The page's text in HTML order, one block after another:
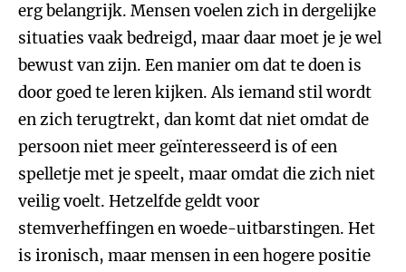
erg belangrijk. Mensen voelen zich in dergelijke
situaties vaak bedreigd, maar daar moet je je wel
bewust van zijn. Een manier om dat te doen is
door goed te leren kijken. Als iemand stil wordt
en zich terugtrekt, dan komt dat niet omdat de
persoon niet meer geïnteresseerd is of een
spelletje met je speelt, maar omdat die zich niet
veilig voelt. Hetzelfde geldt voor
stemverheffingen en woede-uitbarstingen. Het
is ironisch, maar mensen in een hogere positie